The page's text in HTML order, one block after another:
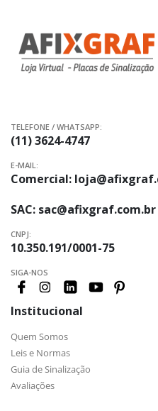
TELEFONE / WHATSAPP:
(11) 3624-4747
E-MAIL:
Comercial:
SAC: sac@afixgraf.com.br
CNPJ:
10.350.191/0001-75
SIGA-NOS
Institucional
Quem Somos
Leis e Normas
Guia de Sinalização
Avaliações